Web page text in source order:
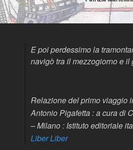
E poi perdessimo la
navigò tra il mezzogiorno e
Relazione del primo viaggio
Antonio Pigafetta : a cura di
– Milano : Istituto editoriale
Liber Liber